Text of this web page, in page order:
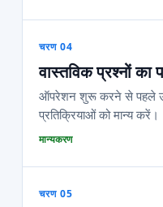
चरण 04
वास्तविक प्रश्नों का
ऑपरेशन शुरू करने से पहले
प्रतिक्रियाओं को मान्य करें।
मान्यकरण
चरण 05